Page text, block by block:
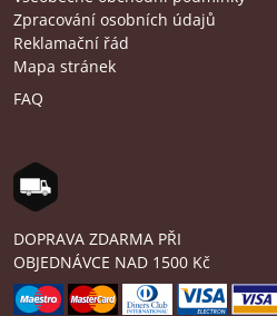
Zpracování osobních údajů
Reklamační řád
Mapa stránek
FAQ
DOPRAVA ZDARMA PŘI
OBJEDNÁVCE NAD 1500 Kč